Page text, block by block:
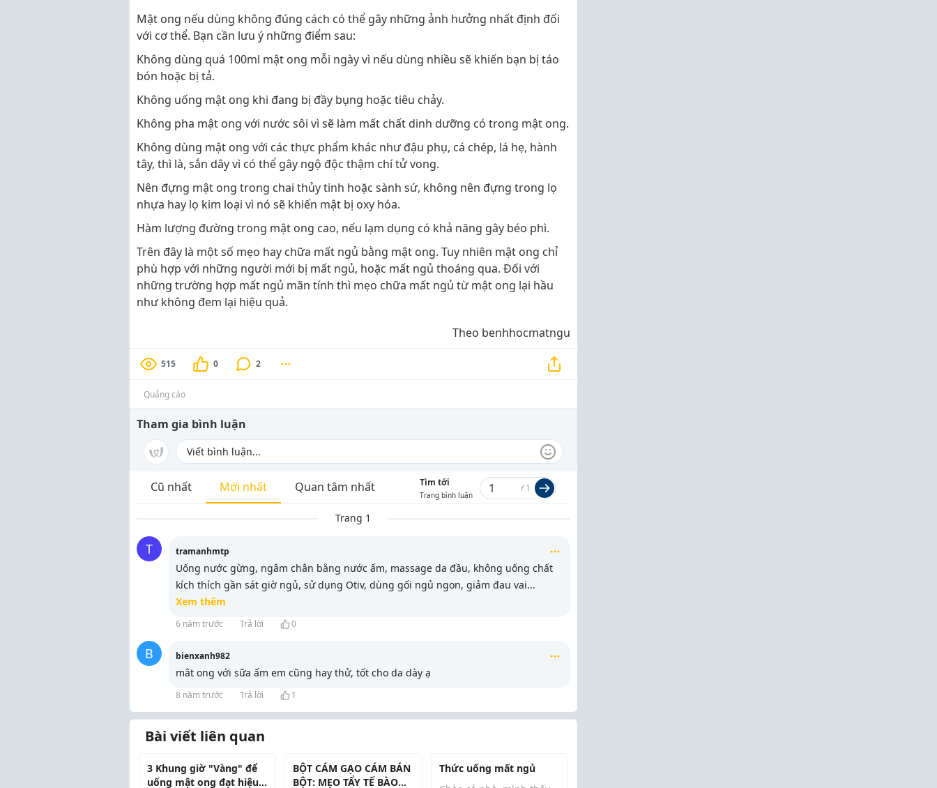
Mật ong nếu dùng không đúng cách có thể gây những ảnh hưởng nhất định đối
với cơ thể. Bạn cần lưu ý những điểm sau:
Không dùng quá 100ml mật ong mỗi ngày vì nếu dùng nhiều sẽ khiến bạn bị táo
bón hoặc bị tả.
Không uống mật ong khi đang bị đầy bụng hoặc tiêu chảy.
Không pha mật ong với nước sôi vì sẽ làm mất chất dinh dưỡng có trong mật ong.
Không dùng mật ong với các thực phẩm khác như đậu phụ, cá chép, lá hẹ, hành
tây, thì là, sắn dây vì có thể gây ngộ độc thậm chí tử vong.
Nên đựng mật ong trong chai thủy tinh hoặc sành sứ, không nên đựng trong lọ
nhựa hay lọ kim loại vì nó sẽ khiến mật bị oxy hóa.
Hàm lượng đường trong mật ong cao, nếu lạm dụng có khả năng gây béo phì.
Trên đây là một số mẹo hay chữa mất ngủ bằng mật ong. Tuy nhiên mật ong chỉ
phù hợp với những người mới bị mất ngủ, hoặc mất ngủ thoáng qua. Đối với
những trường hợp mất ngủ mãn tính thì mẹo chữa mất ngủ từ mật ong lại hầu
như không đem lại hiệu quả.
Theo benhhocmatngu
515 0 2
Quảng cáo
Tham gia bình luận
Cũ nhất Mới nhất Quan tâm nhất Tìm tới
Trang bình luận
/ 1
Trang 1
T tramanhmtp
Uống nước gừng, ngâm chân bằng nước ấm, massage da đầu, không uống chất
kích thích gần sát giờ ngủ, sử dụng Otiv, dùng gối ngủ ngon, giảm đau vai...
Xem thêm
6 năm trước Trả lời 0
B bienxanh982
mât ong với sữa ấm em cũng hay thử, tốt cho da dày ạ
8 năm trước Trả lời 1
Bài viết liên quan
3 Khung giờ "Vàng" để
uống mật ong đạt hiệu
BỘT CÁM GẠO CÁM BÁN
BỘT: MẸO TẨY TẾ BÀO
Thức uống mất ngủ